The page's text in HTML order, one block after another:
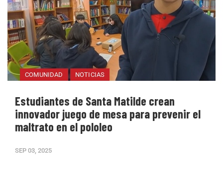
COMUNIDAD NOTICIAS
Estudiantes de Santa Matilde crean
innovador juego de mesa para prevenir el
maltrato en el pololeo
SEP 03, 2025